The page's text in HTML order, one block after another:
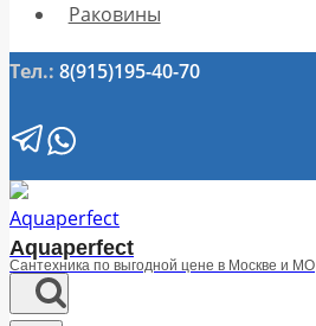
Раковины
Тел.: 8(915)195-40-70
Aquaperfect
Сантехника по выгодной цене в Москве и МО